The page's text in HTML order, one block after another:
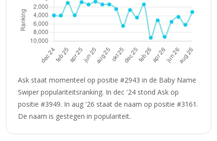
Ask staat momenteel op positie #2943 in de Baby Name
Swiper populariteitsranking. In dec '24 stond Ask op
positie #3949. In aug '26 staat de naam op positie #3161.
De naam is gestegen in populariteit.